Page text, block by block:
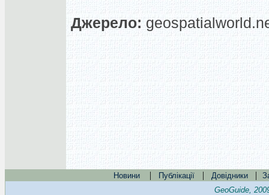
Джерело:
Новини | Публікації | Довідники |
GeoGuide,